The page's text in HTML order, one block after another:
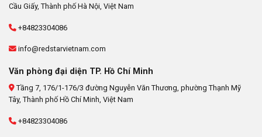
Cầu Giấy, Thành phố Hà Nội, Việt Nam
+84823304086
info@redstarvietnam.com
Văn phòng đại diện TP. Hồ Chí Minh
Tầng 7, 176/1-176/3 đường Nguyễn Văn Thương, phường Thạnh Mỹ
Tây, Thành phố Hồ Chí Minh, Việt Nam
+84823304086